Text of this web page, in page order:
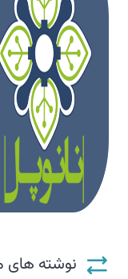
نوشته های